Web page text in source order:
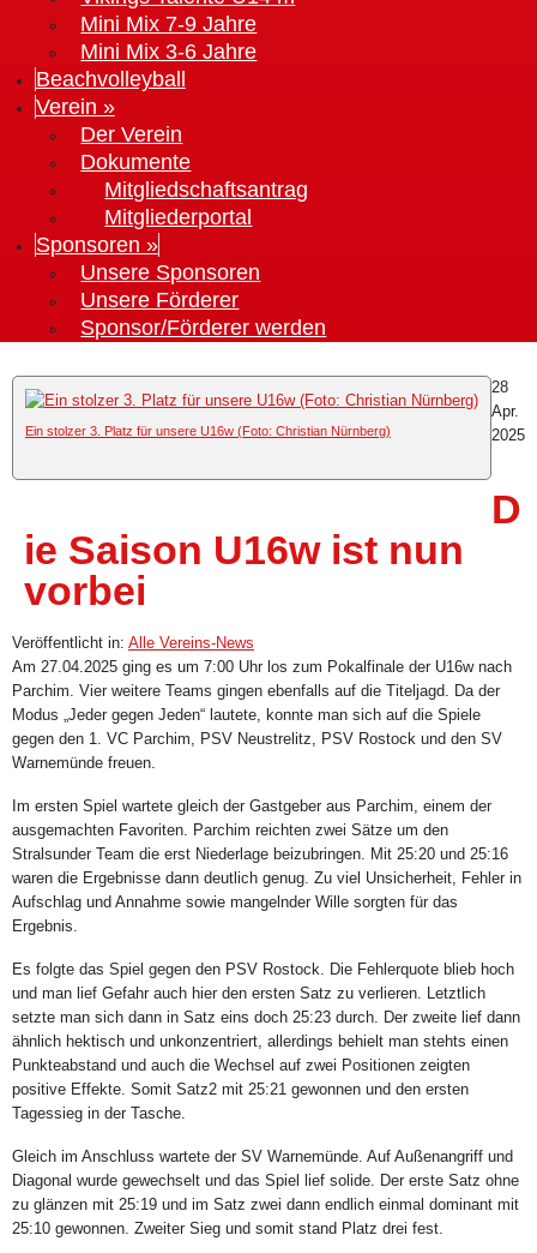
Mini Mix 7-9 Jahre
Mini Mix 3-6 Jahre
Beachvolleyball
Verein »
Der Verein
Dokumente
Mitgliedschaftsantrag
Mitgliederportal
Sponsoren »
Unsere Sponsoren
Unsere Förderer
Sponsor/Förderer werden
Ein stolzer 3. Platz für unsere U16w (Foto: Christian Nürnberg)
28
Apr.
2025
D
ie Saison U16w ist nun
vorbei
Veröffentlicht in: Alle Vereins-News
Am 27.04.2025 ging es um 7:00 Uhr los zum Pokalfinale der U16w nach
Parchim. Vier weitere Teams gingen ebenfalls auf die Titeljagd. Da der
Modus „Jeder gegen Jeden“ lautete, konnte man sich auf die Spiele
gegen den 1. VC Parchim, PSV Neustrelitz, PSV Rostock und den SV
Warnemünde freuen.
Im ersten Spiel wartete gleich der Gastgeber aus Parchim, einem der
ausgemachten Favoriten. Parchim reichten zwei Sätze um den
Stralsunder Team die erst Niederlage beizubringen. Mit 25:20 und 25:16
waren die Ergebnisse dann deutlich genug. Zu viel Unsicherheit, Fehler in
Aufschlag und Annahme sowie mangelnder Wille sorgten für das
Ergebnis.
Es folgte das Spiel gegen den PSV Rostock. Die Fehlerquote blieb hoch
und man lief Gefahr auch hier den ersten Satz zu verlieren. Letztlich
setzte man sich dann in Satz eins doch 25:23 durch. Der zweite lief dann
ähnlich hektisch und unkonzentriert, allerdings behielt man stehts einen
Punkteabstand und auch die Wechsel auf zwei Positionen zeigten
positive Effekte. Somit Satz2 mit 25:21 gewonnen und den ersten
Tagessieg in der Tasche.
Gleich im Anschluss wartete der SV Warnemünde. Auf Außenangriff und
Diagonal wurde gewechselt und das Spiel lief solide. Der erste Satz ohne
zu glänzen mit 25:19 und im Satz zwei dann endlich einmal dominant mit
25:10 gewonnen. Zweiter Sieg und somit stand Platz drei fest.